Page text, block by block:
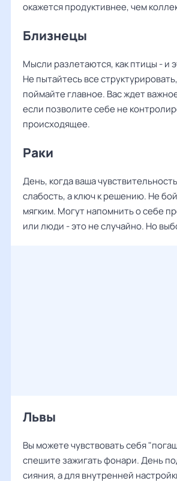
окажется продуктивнее, чем
Близнецы
Мысли разлетаются, как птицы - и
Не пытайтесь все
поймайте главное. Вас ждет
если позволите себе не
происходящее.
Раки
День, когда ваша
слабость, а ключ к решению. Не
мягким. Могут напомнить о себе
или люди - это не случайно. Но
Львы
Вы можете чувствовать себя
спешите зажигать фонари. День
сияния, а для внутренней